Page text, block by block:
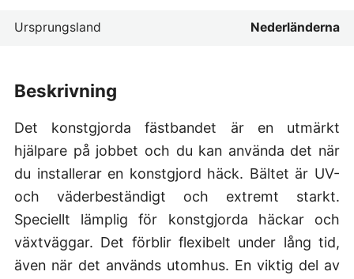
beskrivning
Det konstgjorda fästbandet är en utmärkt
hjälpare på jobbet och du kan använda det när
du installerar en konstgjord häck. Bältet är UV-
och väderbeständigt och extremt starkt.
Speciellt lämplig för konstgjorda häckar och
växtväggar. Det förblir flexibelt under lång tid,
även när det används utomhus. En viktig del av
Ursprungsland Nederländerna